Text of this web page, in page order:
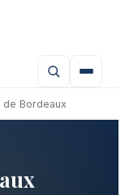
de Bordeaux